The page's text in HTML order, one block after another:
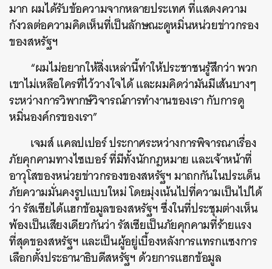
มาก ผมได้รับข้อความจากหลายประเทศ ที่แสดงความ
กังวลต่อความคิดเห็นที่เป็นลักษณะดูหมิ่นหน่วยข่าวกรอง
ของสหรัฐฯ
“ผมไม่อยากให้สิ่งเหล่านี้ทำให้ประชาชนรู้สึกว่า พวก
เขาไม่เหลือใครที่ไว้วางใจได้ และผมคิดว่ามันมีเส้นบางๆ
ระหว่างการวิพากษ์วิจารณ์การทำงานของเรา กับการดู
หมิ่นองค์กรของเรา”
เจมส์ แคลปเปอร์ ประกาศระหว่างการพิจารณาเรื่อง
ภัยคุกคามทางไซเบอร์ ที่มีทั้งนักกฎหมาย และเจ้าหน้าที่
อาวุโสของหน่วยข่าวกรองของสหรัฐฯ มาถกกันในประเด็น
ภัยความมั่นคงรูปแบบใหม่ โดยมุ่งเน้นไปที่ความเป็นไปได้
ว่า รัสเซียได้แฮกข้อมูลของสหรัฐฯ ซึ่งในที่ประชุมต่างเห็น
พ้องเป็นเสียงเดียวกันว่า รัสเซียเป็นภัยคุกคามที่ร้ายแรง
ที่สุดของสหรัฐฯ และเป็นผู้อยู่เบื้องหลังการแทรกแซงการ
เลือกตั้งประธานาธิบดีสหรัฐฯ ด้วยการแฮกข้อมูล